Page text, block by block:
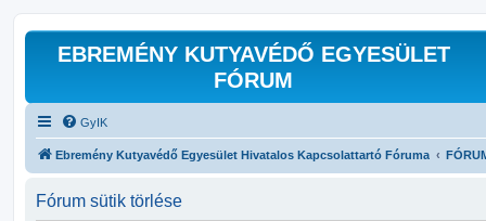
EBREMÉNY KUTYAVÉDŐ EGYESÜLET
FÓRUM
GyIK
Ebremény Kutyavédő Egyesület Hivatalos Kapcsolattartó Fóruma
Fórum sütik törlése